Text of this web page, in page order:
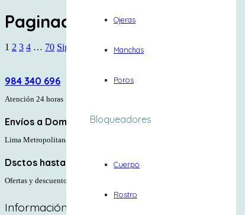
Ojeras
Manchas
Poros
Bloqueadores
Cuerpo
Rostro
Paginación de entradas
1 2 3 4 … 70 Siguientes
984 340 696
Atención 24 horas
Envíos a Domicilio
Lima Metropolitana y Provincias
Dsctos hasta 30%
Ofertas y descuentos
Información Corporativa